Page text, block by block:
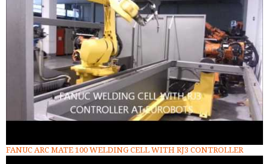
FANUC ARC MATE 100 WELDING CELL WITH RJ3 CONTROLLER